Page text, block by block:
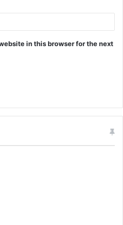
in this browser for the next